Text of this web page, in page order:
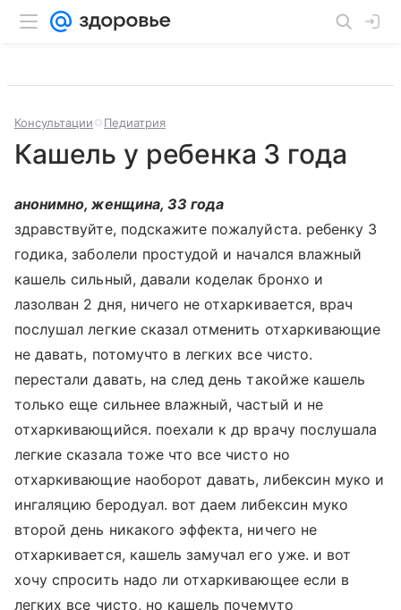
Консультации Педиатрия
Кашель у ребенка 3 года
анонимно, женщина, 33 года
здравствуйте, подскажите пожалуйста. ребенку 3
годика, заболели простудой и начался влажный
кашель сильный, давали коделак бронхо и
лазолван 2 дня, ничего не отхаркивается, врач
послушал легкие сказал отменить отхаркивающие
не давать, потомучто в легких все чисто.
перестали давать, на след день такойже кашель
только еще сильнее влажный, частый и не
отхаркивающийся. поехали к др врачу послушала
легкие сказала тоже что все чисто но
отхаркивающие наоборот давать, либексин муко и
ингаляцию беродуал. вот даем либексин муко
второй день никакого эффекта, ничего не
отхаркивается, кашель замучал его уже. и вот
хочу спросить надо ли отхаркивающее если в
легких все чисто, но кашель почемуто